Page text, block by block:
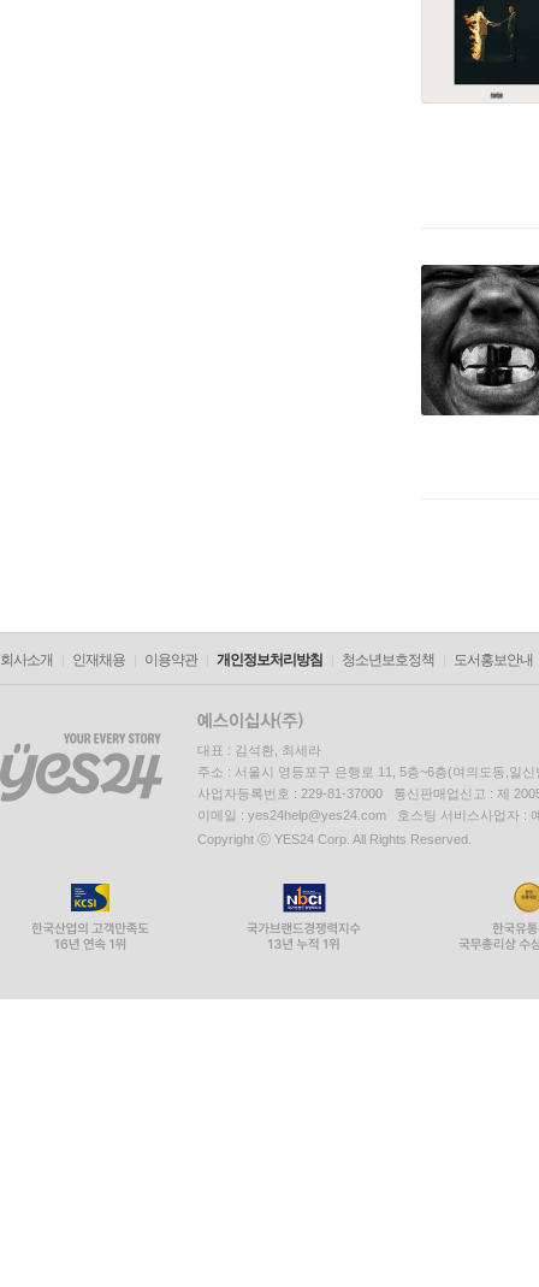
회사소개 인재채용 이용약관 개인정보처리방침 청소년보호정책 도서홍보안내
대표 : 김석환, 최세라
주소 : 서울시 영등포구 은행로 11, 5층~6층(여의도동,일신
사업자등록번호 : 229-81-37000 통신판매업신고 : 제
이메일 : yes24help@yes24.com 호스팅 서비스사업자 :
Copyright ⓒ YES24 Corp. All Rights Reserved.